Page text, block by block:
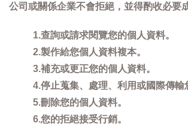
公司或關係企業不會拒絕，並得酌收必要
1.查詢或請求閱覽您的個人資料。
2.製作給您個人資料複本。
3.補充或更正您的個人資料。
4.停止蒐集、處理、利用或國際傳輸
5.刪除您的個人資料。
6.您的拒絕接受行銷。